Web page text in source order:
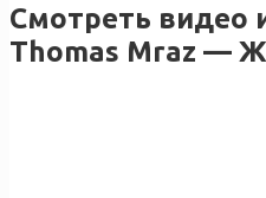
Смотреть видео
Thomas Mraz —